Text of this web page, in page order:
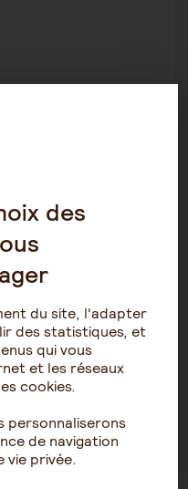
décès conjoint
des
du site, l'adapter
des statistiques, et
qui vous
et les réseaux
cookies.
personnaliserons
de navigation
vie privée.